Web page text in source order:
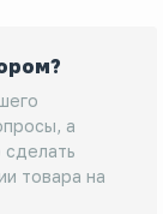
а
товара на